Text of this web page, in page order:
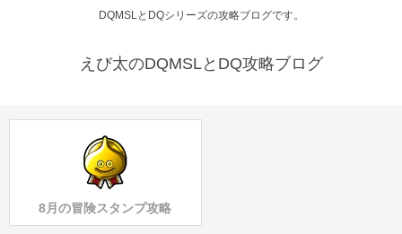
DQMSLとDQシリーズの攻略ブログです。
えび太のDQMSLとDQ攻略ブログ
8月の冒険スタンプ攻略